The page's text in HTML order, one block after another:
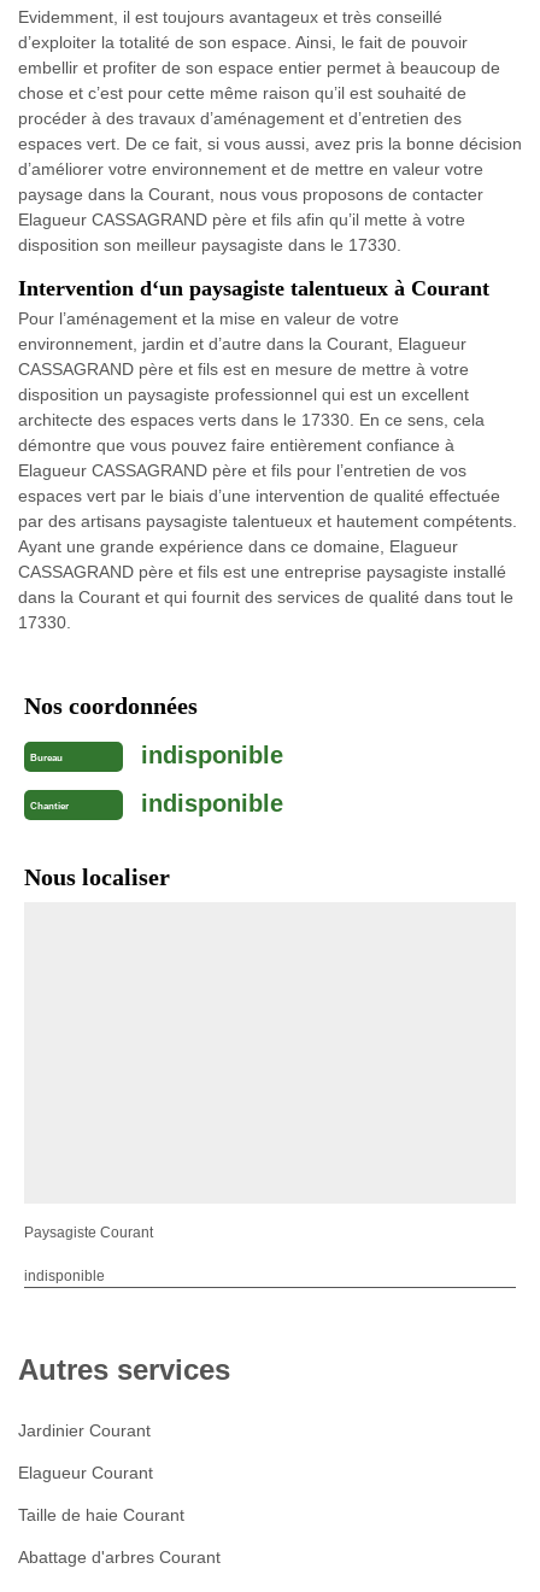
Evidemment, il est toujours avantageux et très conseillé
d’exploiter la totalité de son espace. Ainsi, le fait de pouvoir
embellir et profiter de son espace entier permet à beaucoup de
chose et c’est pour cette même raison qu’il est souhaité de
procéder à des travaux d’aménagement et d’entretien des
espaces vert. De ce fait, si vous aussi, avez pris la bonne décision
d’améliorer votre environnement et de mettre en valeur votre
paysage dans la Courant, nous vous proposons de contacter
Elagueur CASSAGRAND père et fils afin qu’il mette à votre
disposition son meilleur paysagiste dans le 17330.
Intervention d‘un paysagiste talentueux à Courant
Pour l’aménagement et la mise en valeur de votre
environnement, jardin et d’autre dans la Courant, Elagueur
CASSAGRAND père et fils est en mesure de mettre à votre
disposition un paysagiste professionnel qui est un excellent
architecte des espaces verts dans le 17330. En ce sens, cela
démontre que vous pouvez faire entièrement confiance à
Elagueur CASSAGRAND père et fils pour l’entretien de vos
espaces vert par le biais d’une intervention de qualité effectuée
par des artisans paysagiste talentueux et hautement compétents.
Ayant une grande expérience dans ce domaine, Elagueur
CASSAGRAND père et fils est une entreprise paysagiste installé
dans la Courant et qui fournit des services de qualité dans tout le
17330.
Nos coordonnées
Bureau indisponible
Chantier indisponible
Nous localiser
Paysagiste Courant
indisponible
Autres services
Jardinier Courant
Elagueur Courant
Taille de haie Courant
Abattage d'arbres Courant